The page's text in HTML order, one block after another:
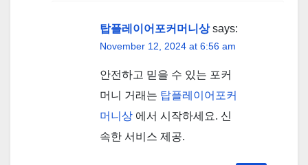
탑플레이어포커머니상 says:
November 12, 2024 at 6:56 am
안전하고 믿을 수 있는 포커
머니 거래는 탑플레이어포커
머니상 에서 시작하세요. 신
속한 서비스 제공.